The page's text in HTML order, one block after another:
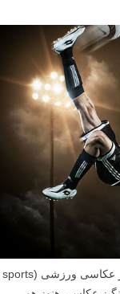
اگرچه عکاسان امروزی با چالش فوکوس دستی در عکاسی ورزشی (sports